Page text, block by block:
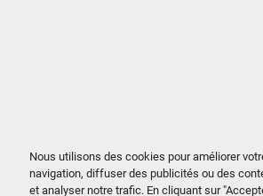
Nous utilisons des cookies pour améliorer
navigation, diffuser des publicités ou des
et analyser notre trafic. En cliquant sur